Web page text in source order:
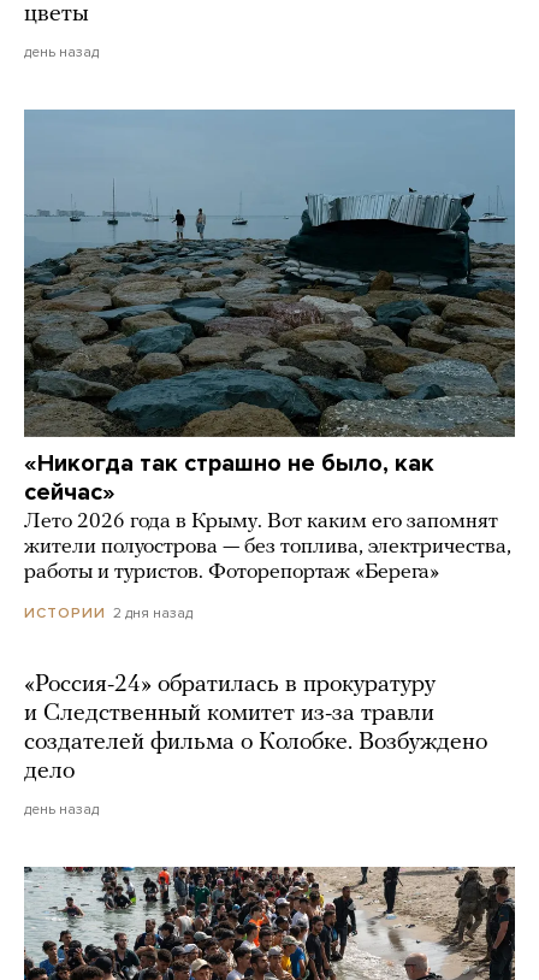
цветы
день назад
«Никогда так страшно не было, как
сейчас»
Лето 2026 года в Крыму. Вот каким его запомнят
жители полуострова — без топлива, электричества,
работы и туристов. Фоторепортаж «Берега»
ИСТОРИИ 2 дня назад
«Россия-24» обратилась в прокуратуру
и Следственный комитет из-за травли
создателей фильма о Колобке. Возбуждено
дело
день назад